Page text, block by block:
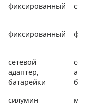
фиксированный
фиксированный
сетевой
адаптер,
батарейки
силумин